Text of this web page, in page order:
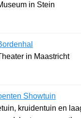
in Stein
in Maastricht
Showtuin
kruidentuin en